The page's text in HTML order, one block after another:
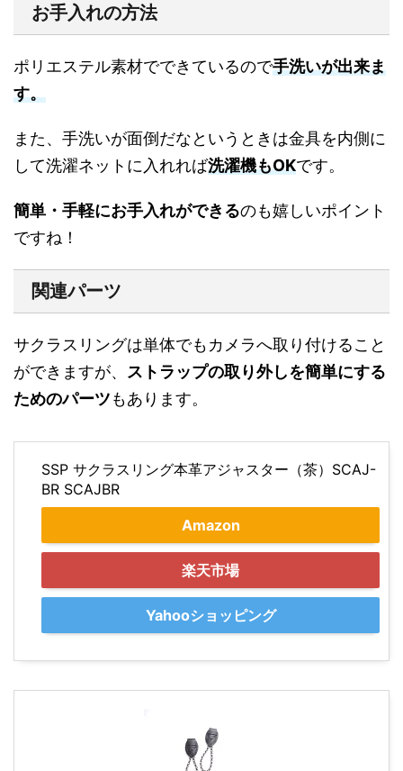
お手入れの方法
ポリエステル素材でできているので手洗いが出来ま
す。
また、手洗いが面倒だなというときは金具を内側に
して洗濯ネットに入れれば洗濯機もOKです。
簡単・手軽にお手入れができるのも嬉しいポイント
ですね！
関連パーツ
サクラスリングは単体でもカメラへ取り付けること
ができますが、 ストラップの取り外しを簡単にする
ためのパーツもあります。
SSP サクラスリング本革アジャスター（茶）SCAJ-
BR SCAJBR
Amazon
楽天市場
Yahooショッピング